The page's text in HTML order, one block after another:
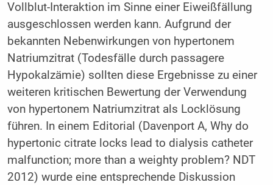
Vollblut-Interaktion im Sinne einer Eiweißfällung
ausgeschlossen werden kann. Aufgrund der
bekannten Nebenwirkungen von hypertonem
Natriumzitrat (Todesfälle durch passagere
Hypokalzämie) sollten diese Ergebnisse zu einer
weiteren kritischen Bewertung der Verwendung
von hypertonem Natriumzitrat als Locklösung
führen. In einem Editorial (Davenport A, Why do
hypertonic citrate locks lead to dialysis catheter
malfunction; more than a weighty problem? NDT
2012) wurde eine entsprechende Diskussion